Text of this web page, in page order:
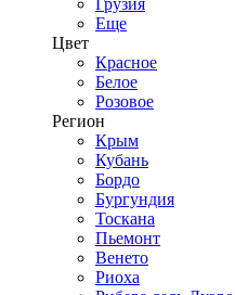
Грузия
Еще
Цвет
Красное
Белое
Розовое
Регион
Крым
Кубань
Бордо
Бургундия
Тоскана
Пьемонт
Венето
Риоха